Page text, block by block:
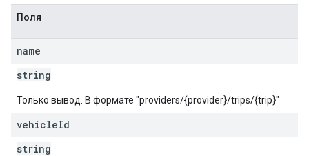
Поля
name
string
Только вывод. В формате "providers/{provider}/trips/{trip}"
vehicleId
string